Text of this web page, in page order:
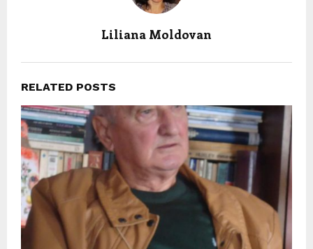
Liliana Moldovan
RELATED POSTS